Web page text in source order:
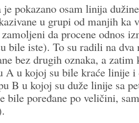
pokazano osam linija
u grupi od manjih ka
da procene odnos
bile iste). To su radili na dva
bez drugih oznaka, a zatim
A u kojoj su bile kraće linije i
B u kojoj su duže linije sa
bile poređane po veličini,